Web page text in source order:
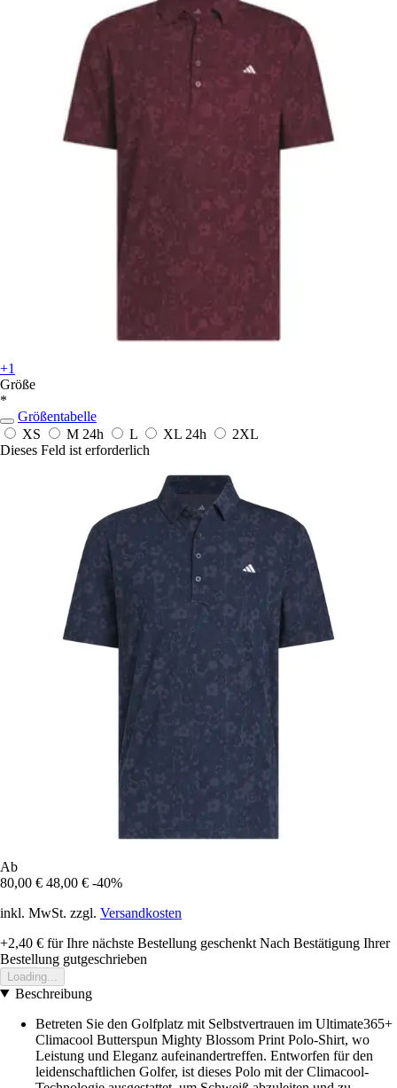
+1
Größe
*
Größentabelle
XS
M 24h L XL 24h
2XL
Dieses Feld ist erforderlich
Ab
80,00 € 48,00 € -40%
inkl. MwSt. zzgl. Versandkosten
+2,40 € für Ihre nächste Bestellung geschenkt Nach Bestätigung Ihrer
Bestellung gutgeschrieben
Loading...
Beschreibung
Betreten Sie den Golfplatz mit Selbstvertrauen im Ultimate365+
Climacool Butterspun Mighty Blossom Print Polo-Shirt, wo
Leistung und Eleganz aufeinandertreffen. Entworfen für den
leidenschaftlichen Golfer, ist dieses Polo mit der Climacool-